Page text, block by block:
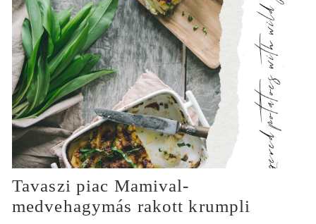
Tavaszi piac Mamival-
medvehagymás rakott krumpli